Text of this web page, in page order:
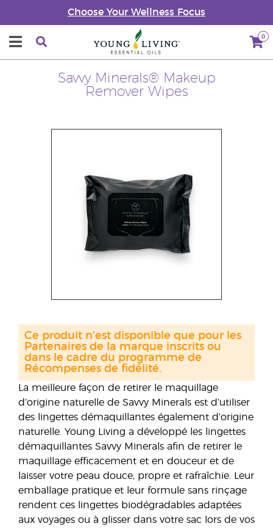
Choose Your Wellness Focus
0
Savvy Minerals® Makeup
Remover Wipes
La meilleure façon de retirer le maquillage
d’origine naturelle de Savvy Minerals est d’utiliser
des lingettes démaquillantes également d’origine
naturelle. Young Living a développé les lingettes
démaquillantes Savvy Minerals afin de retirer le
maquillage efficacement et en douceur et de
laisser votre peau douce, propre et rafraîchie. Leur
emballage pratique et leur formule sans rinçage
rendent ces lingettes biodégradables adaptées
aux voyages ou à glisser dans votre sac lors de vos
Ce produit n'est disponible que pour les
Partenaires de la marque inscrits ou
dans le cadre du programme de
Récompenses de fidélité.